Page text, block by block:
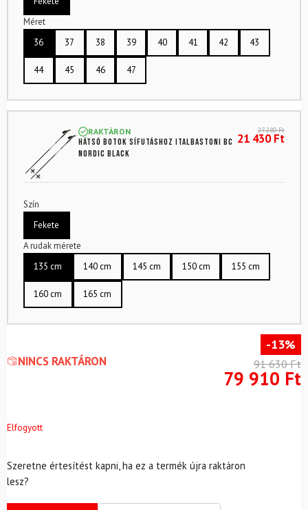
Méret
36
37 38 39 40 41 42 43
44 45 46 47
RAKTÁRON
Hátsó botok sífutáshoz ITALBASTONI BC
Nordic Black
27 280Ft
21 430Ft
Szín
Fekete
A rudak mérete
135 cm
140 cm 145 cm 150 cm 155 cm
160 cm 165 cm
NINCS RAKTÁRON
-13%
91 630Ft
79 910 Ft
Elfogyott
Szeretne értesítést kapni, ha ez a termék újra raktáron
lesz?